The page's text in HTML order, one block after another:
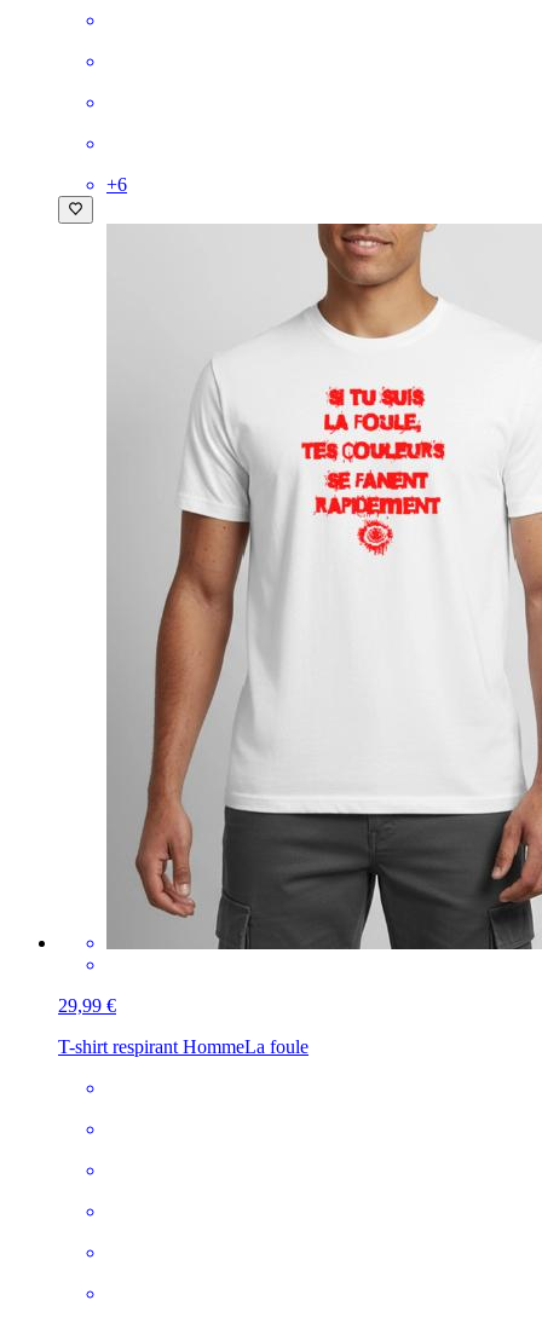
+6
29,99 €
T-shirt respirant HommeLa foule